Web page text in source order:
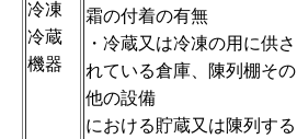
冷凍
冷蔵
機器
霜の付着の有無
・冷蔵又は冷凍の用に供さ
れている倉庫、陳列棚その
他の設備
における貯蔵又は陳列する